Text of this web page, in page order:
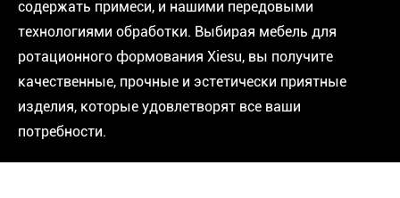
содержать примеси, и нашими передовыми
технологиями обработки. Выбирая мебель для
ротационного формования Xiesu, вы получите
качественные, прочные и эстетически приятные
изделия, которые удовлетворят все ваши
потребности.